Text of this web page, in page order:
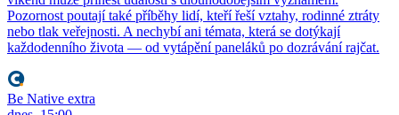
Pozornost poutají také příběhy lidí, kteří řeší vztahy, rodinné ztráty
nebo tlak veřejnosti. A nechybí ani témata, která se dotýkají
každodenního života — od vytápění paneláků po dozrávání rajčat.
Be Native extra